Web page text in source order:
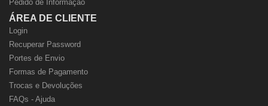
Pedido de Informação
ÁREA DE CLIENTE
Login
Recuperar Password
Portes de Envio
Formas de Pagamento
Trocas e Devoluções
FAQs - Ajuda